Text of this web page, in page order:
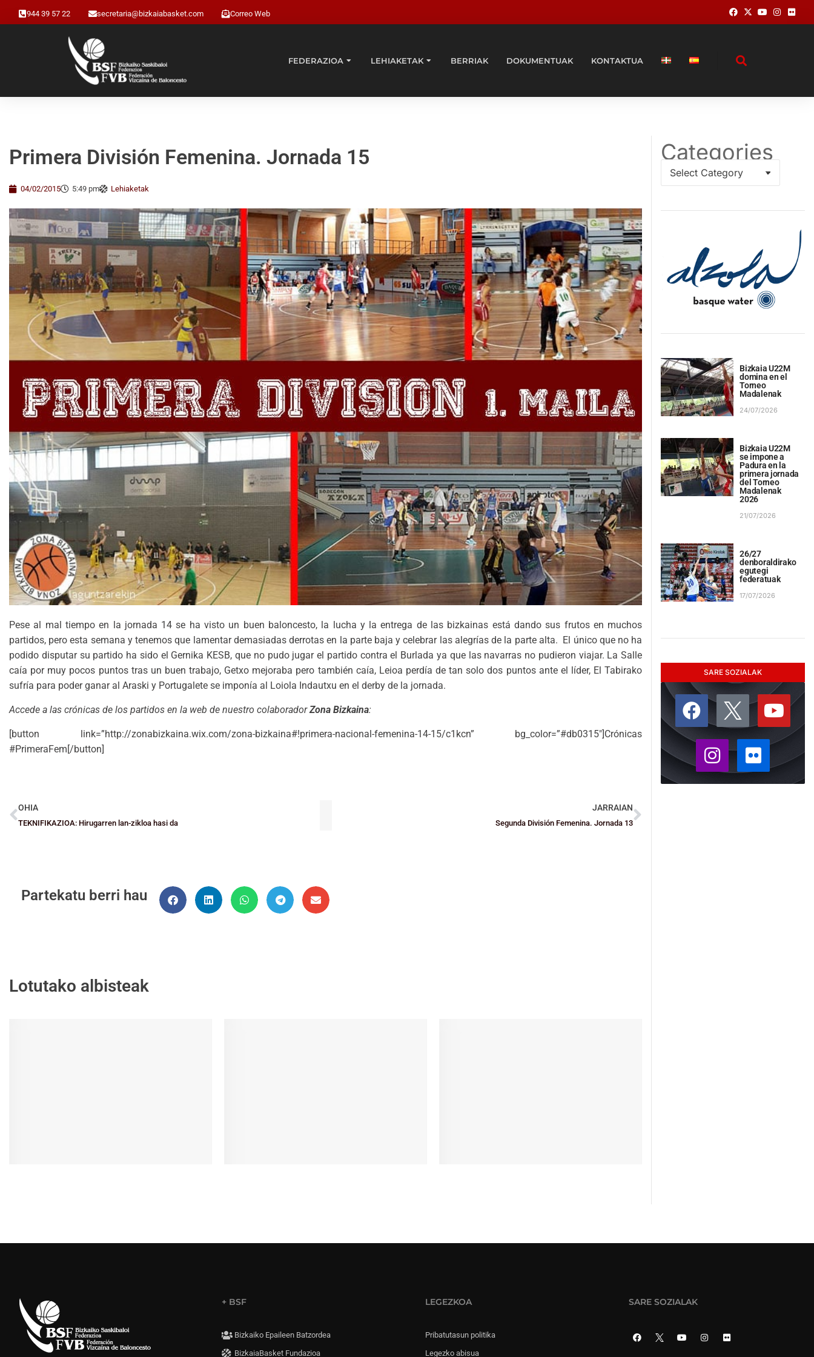
944 39 57 22 secretaria@bizkaiabasket.com Correo Web
FEDERAZIOA LEHIAKETAK BERRIAK DOKUMENTUAK KONTAKTUA
Primera División Femenina. Jornada 15
04/02/2015 5:49 pm Lehiaketak
Pese al mal tiempo en la jornada 14 se ha visto un buen baloncesto, la lucha y la entrega de las bizkainas está dando sus frutos en muchos
partidos, pero esta semana y tenemos que lamentar demasiadas derrotas en la parte baja y celebrar las alegrías de la parte alta. El único que no ha
podido disputar su partido ha sido el Gernika KESB, que no pudo jugar el partido contra el Burlada ya que las navarras no pudieron viajar. La Salle
caía por muy pocos puntos tras un buen trabajo, Getxo mejoraba pero también caía, Leioa perdía de tan solo dos puntos ante el líder, El Tabirako
sufría para poder ganar al Araski y Portugalete se imponía al Loiola Indautxu en el derby de la jornada.
Accede a las crónicas de los partidos en la web de nuestro colaboradorZona Bizkaina:
[button link=”http://zonabizkaina.wix.com/zona-bizkaina#!primera-nacional-femenina-14-15/c1kcn” bg_color=”#db0315″]Crónicas
#PrimeraFem[/button]
OHIA
TEKNIFIKAZIOA: Hirugarren lan-zikloa hasi da
JARRAIAN
Segunda División Femenina. Jornada 13
Partekatu berri hau
Lotutako albisteak
Categories
Bizkaia U22M
domina en el
Torneo
Madalenak
24/07/2026
Bizkaia U22M
se impone a
Padura en la
primera jornada
del Torneo
Madalenak
2026
21/07/2026
26/27
denboraldirako
egutegi
federatuak
17/07/2026
SARE SOZIALAK
+ BSF
Bizkaiko Epaileen Batzordea
BizkaiaBasket Fundazioa
LEGEZKOA
Pribatutasun politika
Legezko abisua
SARE SOZIALAK